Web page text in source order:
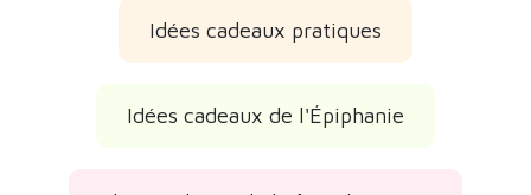
Idées cadeaux pratiques
Idées cadeaux de l'Épiphanie